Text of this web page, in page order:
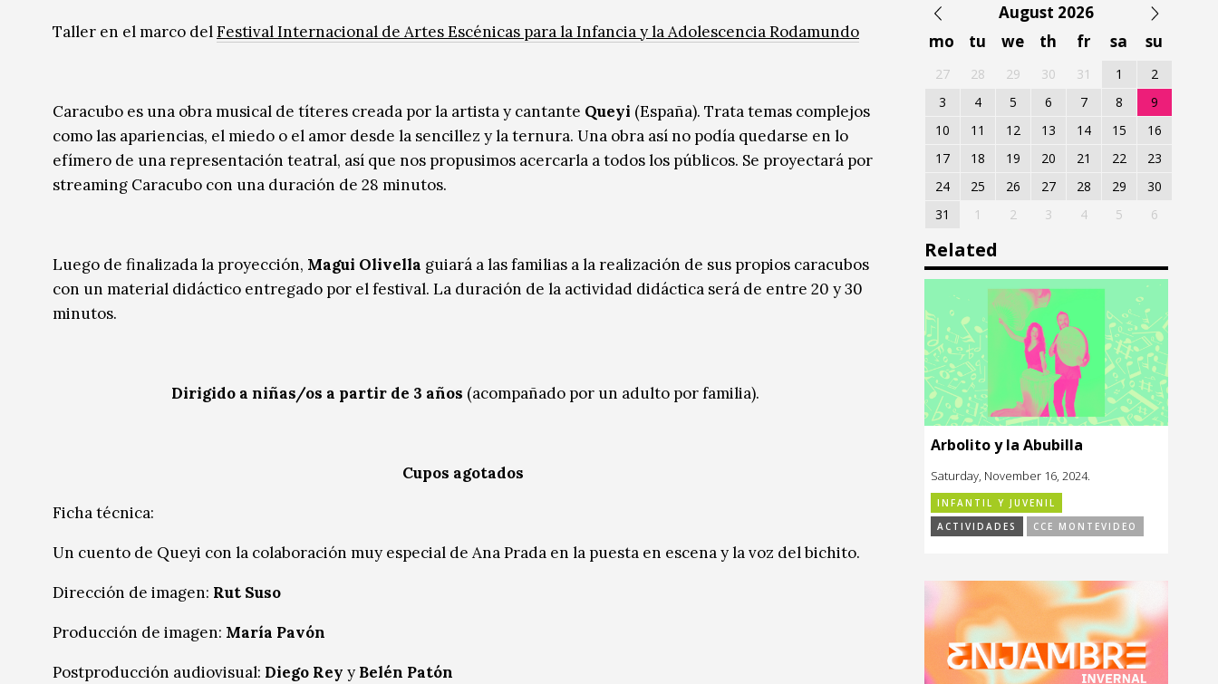
Música Música
Taller en el marco delFestival Internacional de Artes Escénicas para la Infancia y la Adolescencia Rodamundo
Caracubo es una obra musical de títeres creada por la artista y cantante Queyi (España). Trata temas complejos
como las apariencias, el miedo o el amor desde la sencillez y la ternura. Una obra así no podía quedarse en lo
efímero de una representación teatral, así que nos propusimos acercarla a todos los públicos. Se proyectará por
streaming Caracubo con una duración de 28 minutos.
Luego de finalizada la proyección, Magui Olivella guiará a las familias a la realización de sus propios caracubos
con un material didáctico entregado por el festival. La duración de la actividad didáctica será de entre 20 y 30
minutos.
Dirigido a niñas/os a partir de 3 años (acompañado por un adulto por familia).
Cupos agotados
Ficha técnica:
Un cuento de Queyi con la colaboración muy especial de Ana Prada en la puesta en escena y la voz del bichito.
Dirección de imagen: Rut Suso
Producción de imagen: María Pavón
Postproducción audiovisual: Diego Rey y Belén Patón
August 2026
mo
tu we th fr sa su
27 28 29 30 31 1
2
3
4 5 6 7 8
9
10
11 12 13 14 15
16
17
18 19 20 21 22
23
24
25 26 27 28 29
30
31
1 2 3 4 5 6
Related
Arbolito y la Abubilla
Saturday, November 16, 2024.
INFANTIL Y JUVENIL
ACTIVIDADES
CCE MONTEVIDEO